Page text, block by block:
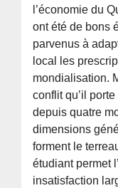
l’économie du
ont été de bons
parvenus à
local les
mondialisation.
conflit qu’il
depuis quatre
dimensions
forment le
étudiant permet
insatisfaction